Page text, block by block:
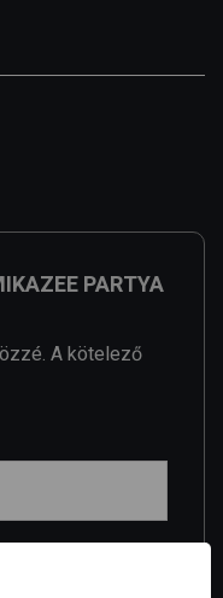
PARTYA
A kötelező